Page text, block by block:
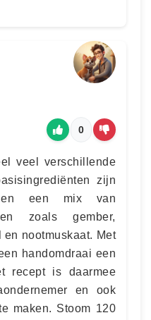
0
veel verschillende
zijn
een mix van
zoals gember,
nootmuskaat. Met
handomdraai een
recept is daarmee
en ook
maken. Stoom 120